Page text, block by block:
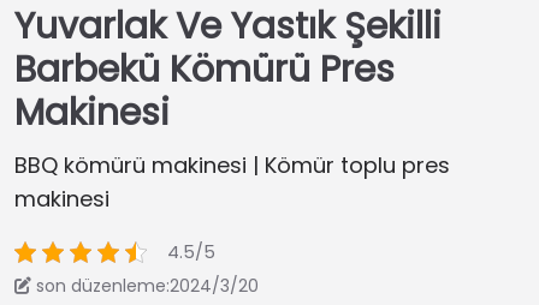
Yuvarlak Ve Yastık Şekilli
Barbekü Kömürü Pres
Makinesi
BBQ kömürü makinesi | Kömür toplu pres
makinesi
4.5/5
son düzenleme:2024/3/20